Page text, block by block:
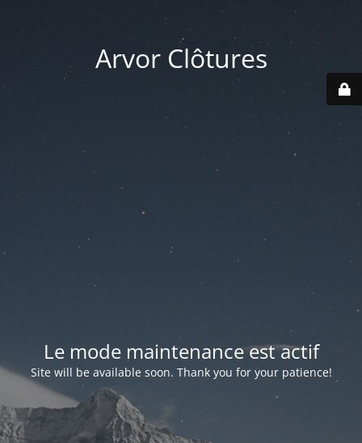
Arvor Clôtures
Le mode maintenance est actif
Site will be available soon. Thank you for your patience!